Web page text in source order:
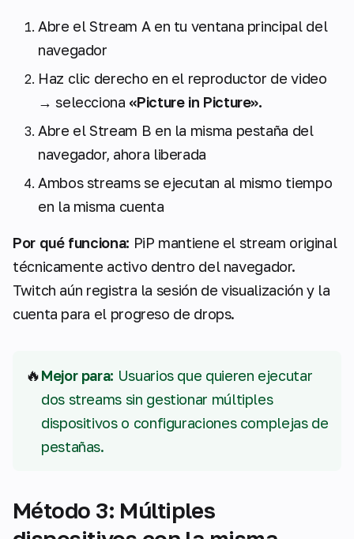
Abre el Stream A en tu ventana principal del
navegador
Haz clic derecho en el reproductor de video
→ selecciona «Picture in Picture».
Abre el Stream B en la misma pestaña del
navegador, ahora liberada
Ambos streams se ejecutan al mismo tiempo
en la misma cuenta
Por qué funciona: PiP mantiene el stream original
técnicamente activo dentro del navegador.
Twitch aún registra la sesión de visualización y la
cuenta para el progreso de drops.
🔥Mejor para: Usuarios que quieren ejecutar
dos streams sin gestionar múltiples
dispositivos o configuraciones complejas de
pestañas.
Método 3: Múltiples